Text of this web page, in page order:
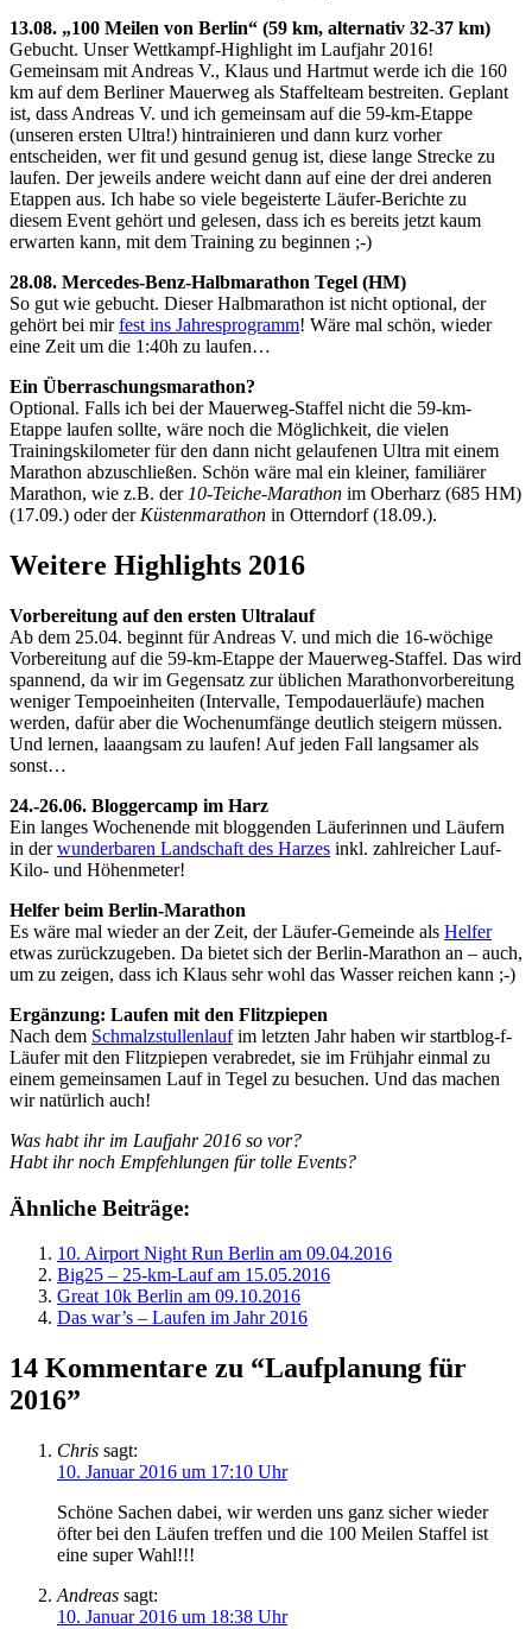
13.08. „100 Meilen von Berlin“ (59 km, alternativ 32-37 km)
Gebucht. Unser Wettkampf-Highlight im Laufjahr 2016!
Gemeinsam mit Andreas V., Klaus und Hartmut werde ich die 160
km auf dem Berliner Mauerweg als Staffelteam bestreiten. Geplant
ist, dass Andreas V. und ich gemeinsam auf die 59-km-Etappe
(unseren ersten Ultra!) hintrainieren und dann kurz vorher
entscheiden, wer fit und gesund genug ist, diese lange Strecke zu
laufen. Der jeweils andere weicht dann auf eine der drei anderen
Etappen aus. Ich habe so viele begeisterte Läufer-Berichte zu
diesem Event gehört und gelesen, dass ich es bereits jetzt kaum
erwarten kann, mit dem Training zu beginnen ;-)
28.08. Mercedes-Benz-Halbmarathon Tegel (HM)
So gut wie gebucht. Dieser Halbmarathon ist nicht optional, der
gehört bei mirfest ins Jahresprogramm! Wäre mal schön, wieder
eine Zeit um die 1:40h zu laufen…
Ein Überraschungsmarathon?
Optional. Falls ich bei der Mauerweg-Staffel nicht die 59-km-
Etappe laufen sollte, wäre noch die Möglichkeit, die vielen
Trainingskilometer für den dann nicht gelaufenen Ultra mit einem
Marathon abzuschließen. Schön wäre mal ein kleiner, familiärer
Marathon, wie z.B. der 10-Teiche-Marathon im Oberharz (685 HM)
(17.09.) oder der Küstenmarathon in Otterndorf (18.09.).
Weitere Highlights 2016
Vorbereitung auf den ersten Ultralauf
Ab dem 25.04. beginnt für Andreas V. und mich die 16-wöchige
Vorbereitung auf die 59-km-Etappe der Mauerweg-Staffel. Das wird
spannend, da wir im Gegensatz zur üblichen Marathonvorbereitung
weniger Tempoeinheiten (Intervalle, Tempodauerläufe) machen
werden, dafür aber die Wochenumfänge deutlich steigern müssen.
Und lernen, laaangsam zu laufen! Auf jeden Fall langsamer als
sonst…
24.-26.06. Bloggercamp im Harz
Ein langes Wochenende mit bloggenden Läuferinnen und Läufern
in derwunderbaren Landschaft des Harzes inkl. zahlreicher Lauf-
Kilo- und Höhenmeter!
Helfer beim Berlin-Marathon
Es wäre mal wieder an der Zeit, der Läufer-Gemeinde als Helfer
etwas zurückzugeben. Da bietet sich der Berlin-Marathon an – auch,
um zu zeigen, dass ich Klaus sehr wohl das Wasser reichen kann ;-)
Ergänzung: Laufen mit den Flitzpiepen
Nach dem Schmalzstullenlaufim letzten Jahr haben wir startblog-f-
Läufer mit den Flitzpiepen verabredet, sie im Frühjahr einmal zu
einem gemeinsamen Lauf in Tegel zu besuchen. Und das machen
wir natürlich auch!
Was habt ihr im Laufjahr 2016 so vor?
Habt ihr noch Empfehlungen für tolle Events?
Ähnliche Beiträge:
10. Airport Night Run Berlin am 09.04.2016
Big25 – 25-km-Lauf am 15.05.2016
Great 10k Berlin am 09.10.2016
Das war’s – Laufen im Jahr 2016
14 Kommentare zu “Laufplanung für
2016”
Chris sagt:
10. Januar 2016 um 17:10 Uhr
Schöne Sachen dabei, wir werden uns ganz sicher wieder
öfter bei den Läufen treffen und die 100 Meilen Staffel ist
eine super Wahl!!!
Andreas sagt:
10. Januar 2016 um 18:38 Uhr